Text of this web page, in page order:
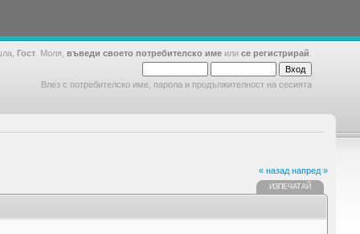
Гост . Моля, въведи своето потребителско име или се регистрирай
Влез с потребителско име, парола и продължителност на сесията
« назад напред »
ИЗПЕЧАТАЙ